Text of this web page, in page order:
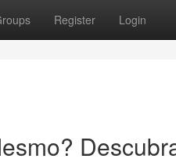
Register Login